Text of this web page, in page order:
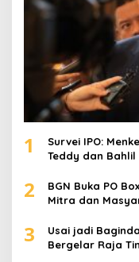
1
Survei IPO:
Teddy dan Bahlil
2
BGN Buka PO
Mitra dan
3
Usai jadi
Bergelar Raja